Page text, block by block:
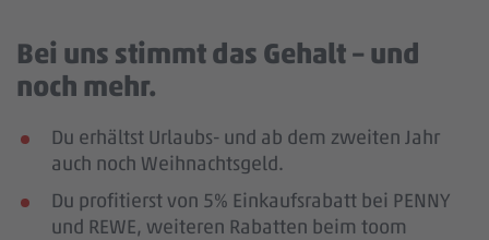
Bei uns stimmt das Gehalt – und
noch mehr.
Du erhältst Urlaubs- und ab dem zweiten Jahr
auch noch Weihnachtsgeld.
Du profitierst von 5% Einkaufsrabatt bei PENNY
und REWE, weiteren Rabatten beim toom